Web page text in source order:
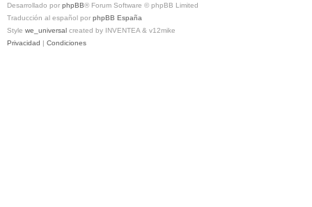
Desarrollado por phpBB® Forum Software © phpBB Limited
Traducción al español por phpBB España
Style we_universal created by INVENTEA & v12mike
Privacidad | Condiciones